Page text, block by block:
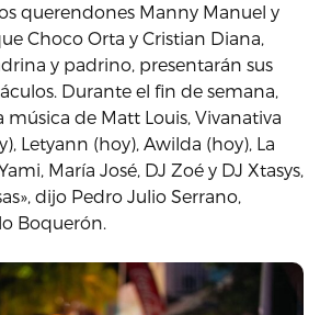
querendones Manny Manuel y
Choco Orta y Cristian Diana,
y padrino, presentarán sus
Durante el fin de semana,
de Matt Louis, Vivanativa
Letyann (hoy), Awilda (hoy), La
María José, DJ Zoé y DJ Xtasys,
dijo Pedro Julio Serrano,
Boquerón.